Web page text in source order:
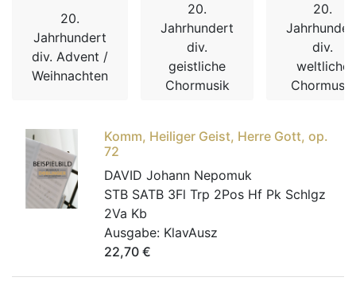
20.
Jahrhundert
div. Advent /
Weihnachten
20.
Jahrhundert
div.
geistliche
Chormusik
20.
div.
weltliche
Chormusik
Komm, Heiliger Geist, Herre Gott, op.
72
DAVID Johann Nepomuk
STB SATB 3Fl Trp 2Pos Hf Pk Schlgz
2Va Kb
Ausgabe: KlavAusz
22,70 €